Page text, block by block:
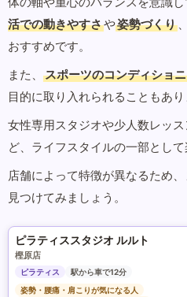
活での動きやすさや姿勢づくり 、
おすすめです。
また、
スポーツのコンディショ
目的に取り入れられることもあり
女性専用スタジオや少人数レッ
ど、ライフスタイルの一部として
店舗によって特徴が異なるため
見つけてみましょう。
ピラティススタジオ ルルト
樫原店
ピラティス
駅から車で12分
姿勢・腰痛・肩こりが気になる人